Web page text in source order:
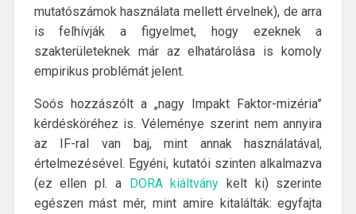
mutatószámok használata mellett érvelnek), de arra
is felhívják a figyelmet, hogy ezeknek a
szakterületeknek már az elhatárolása is komoly
empirikus problémát jelent.
Soós hozzászólt a „nagy Impakt Faktor-mizéria”
kérdésköréhez is. Véleménye szerint nem annyira
az IF-ral van baj, mint annak használatával,
értelmezésével. Egyéni, kutatói szinten alkalmazva
(ez ellen pl. a DORA kiáltvány kelt ki) szerinte
egészen mást mér, mint amire kitalálták: egyfajta